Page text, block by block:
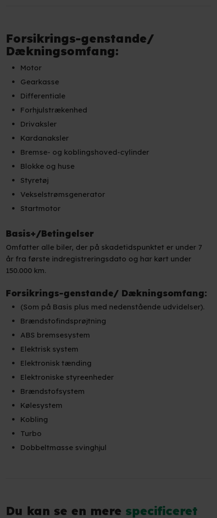
Forsikrings-genstande/
Dækningsomfang:
Motor
Gearkasse
Differentiale
Forhjulstrækenhed
Drivaksler
Kardanaksler
Bremse- og koblingshoved-cylinder
Blokke og huse
Styretøj
Vekselstrømsgenerator
Startmotor​
​Basis+/Betingelser
Omfatter alle biler, der på skadetidspunktet er under 7
år fra første indregistreringsdato og har kørt under
150.000 km.
Forsikrings-genstande/ Dækningsomfang:
(Som på Basis plus med nedenstående udvidelser).
Brændstofindsprøjtning
ABS bremsesystem
Elektrisk system
Elektronisk tænding
Elektroniske styreenheder
Brændstofsystem
Kølesystem
Kobling
Turbo
Dobbeltmasse svinghjul​
Du kan se en mere specificeret